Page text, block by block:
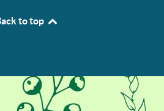
to top